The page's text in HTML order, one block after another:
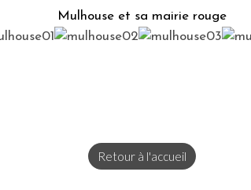
Mulhouse et sa mairie rouge
Retour à l'accueil